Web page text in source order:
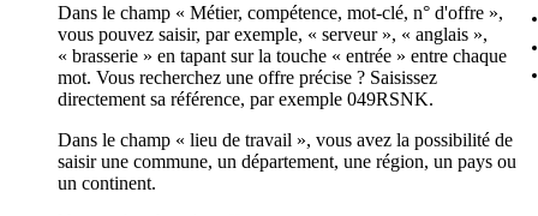
Dans le champ « Métier, compétence, mot-clé, n° d'offre »,
vous pouvez saisir, par exemple, « serveur », « anglais »,
« brasserie » en tapant sur la touche « entrée » entre chaque
mot. Vous recherchez une offre précise ? Saisissez
directement sa référence, par exemple 049RSNK.
Dans le champ « lieu de travail », vous avez la possibilité de
saisir une commune, un département, une région, un pays ou
un continent.